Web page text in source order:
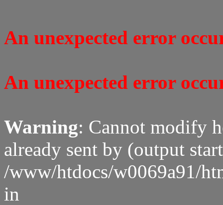
An unexpected error
An unexpected error
Warning: Cannot modify
already sent by (output
/www/htdocs/w0069a91/
in